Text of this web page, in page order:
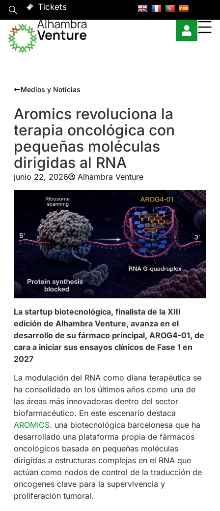
Tickets
Medios y Noticias
Aromics revoluciona la
terapia oncológica con
pequeñas moléculas
dirigidas al RNA
junio 22, 2026 Alhambra Venture
La startup biotecnológica, finalista de la XIII
edición de Alhambra Venture, avanza en el
desarrollo de su fármaco principal, AROG4-01, de
cara a iniciar sus ensayos clínicos de Fase 1 en
2027
La modulación del RNA como diana terapéutica se
ha consolidado en los últimos años como una de
las áreas más innovadoras dentro del sector
biofarmacéutico. En este escenario destaca
AROMICS. una biotecnológica barcelonesa que ha
desarrollado una plataforma propia de fármacos
oncológicos basada en pequeñas moléculas
dirigidas a estructuras complejas en el RNA que
actúan como nodos de control de la traducción de
oncogenes clave para la supervivencia y
proliferación tumoral.